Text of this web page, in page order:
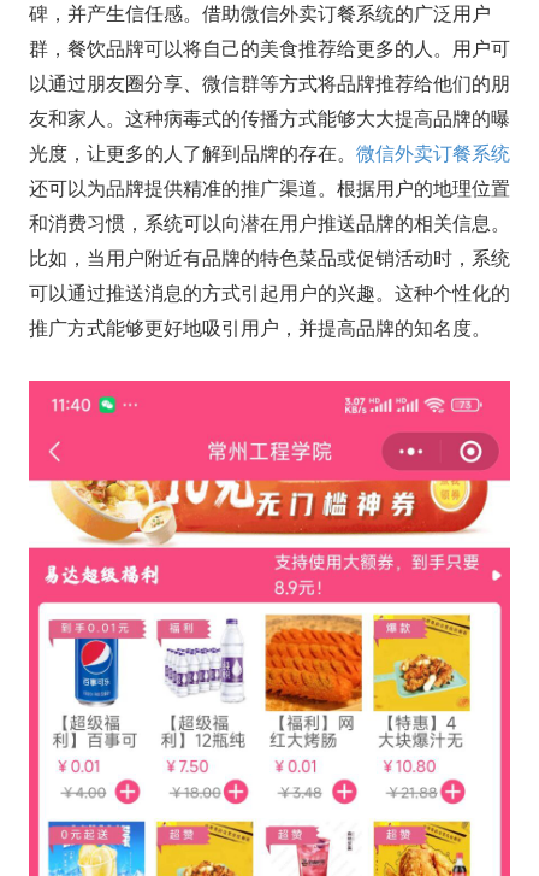
碑，并产生信任感。借助微信外卖订餐系统的广泛用户
群，餐饮品牌可以将自己的美食推荐给更多的人。用户可
以通过朋友圈分享、微信群等方式将品牌推荐给他们的朋
友和家人。这种病毒式的传播方式能够大大提高品牌的曝
光度，让更多的人了解到品牌的存在。 微信外卖订餐系统
还可以为品牌提供精准的推广渠道。根据用户的地理位置
和消费习惯，系统可以向潜在用户推送品牌的相关信息。
比如，当用户附近有品牌的特色菜品或促销活动时，系统
可以通过推送消息的方式引起用户的兴趣。这种个性化的
推广方式能够更好地吸引用户，并提高品牌的知名度。